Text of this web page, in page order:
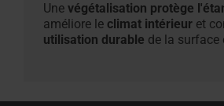
Une végétalisation protège
améliore le climat intérieur et
utilisation durable de la surface